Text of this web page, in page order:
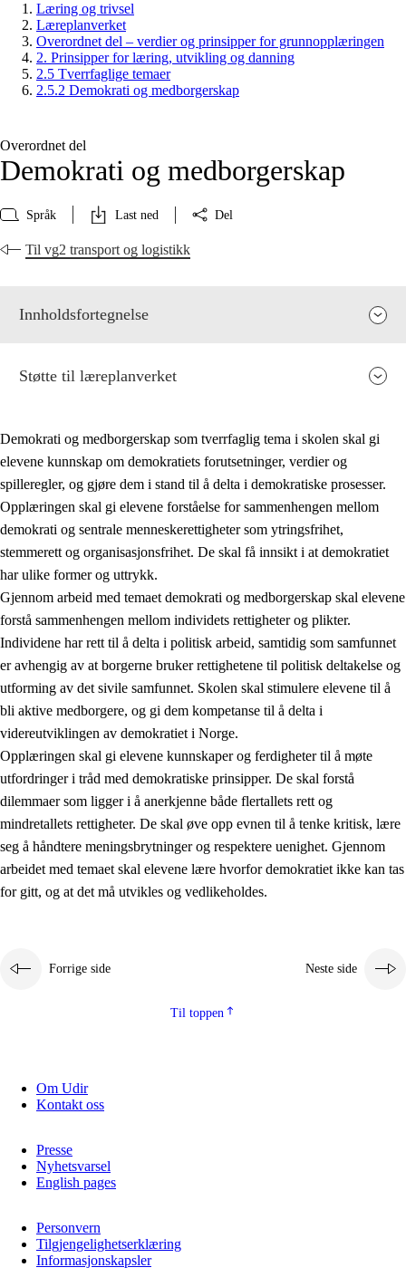
Læring og trivsel
Læreplanverket
Overordnet del – verdier og prinsipper for grunnopplæringen
2. Prinsipper for læring, utvikling og danning
2.5 Tverrfaglige temaer
2.5.2 Demokrati og medborgerskap
Overordnet del
Demokrati og medborgerskap
Språk Last ned Del
Til vg2 transport og logistikk
Innholdsfortegnelse
2. Prinsipper for læring, utvikling og danning
2.1 Sosial læring og utvikling
2.2 Kompetanse i fagene
2.3 Grunnleggende ferdigheter
2.4 Å lære å lære
Tverrfaglige temaer
2.5 Tverrfaglige temaer
2.5.1 Folkehelse og livsmestring
2.5.2 Demokrati og medborgerskap
Støtte til læreplanverket
Demokrati og medborgerskap som tverrfaglig tema i skolen skal gi
elevene kunnskap om demokratiets forutsetninger, verdier og
spilleregler, og gjøre dem i stand til å delta i demokratiske prosesser.
Opplæringen skal gi elevene forståelse for sammenhengen mellom
demokrati og sentrale menneskerettigheter som ytringsfrihet,
stemmerett og organisasjonsfrihet. De skal få innsikt i at demokratiet
har ulike former og uttrykk.
Gjennom arbeid med temaet demokrati og medborgerskap skal elevene
forstå sammenhengen mellom individets rettigheter og plikter.
Individene har rett til å delta i politisk arbeid, samtidig som samfunnet
er avhengig av at borgerne bruker rettighetene til politisk deltakelse og
utforming av det sivile samfunnet. Skolen skal stimulere elevene til å
bli aktive medborgere, og gi dem kompetanse til å delta i
videreutviklingen av demokratiet i Norge.
Opplæringen skal gi elevene kunnskaper og ferdigheter til å møte
utfordringer i tråd med demokratiske prinsipper. De skal forstå
dilemmaer som ligger i å anerkjenne både flertallets rett og
mindretallets rettigheter. De skal øve opp evnen til å tenke kritisk, lære
seg å håndtere meningsbrytninger og respektere uenighet. Gjennom
arbeidet med temaet skal elevene lære hvorfor demokratiet ikke kan tas
for gitt, og at det må utvikles og vedlikeholdes.
Forrige side Neste side
Til toppen
Om Udir
Kontakt oss
Presse
Nyhetsvarsel
English pages
Personvern
Tilgjengelighetserklæring
Informasjonskapsler